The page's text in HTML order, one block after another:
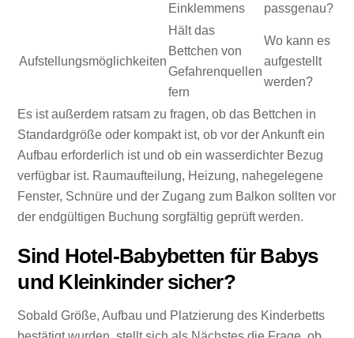
Einklemmens
passgenau?
Aufstellungsmöglichkeiten
Hält das
Bettchen von
Gefahrenquellen
fern
Wo kann es
aufgestellt
werden?
Es ist außerdem ratsam zu fragen, ob das Bettchen in
Standardgröße oder kompakt ist, ob vor der Ankunft ein
Aufbau erforderlich ist und ob ein wasserdichter Bezug
verfügbar ist. Raumaufteilung, Heizung, nahegelegene
Fenster, Schnüre und der Zugang zum Balkon sollten vor
der endgültigen Buchung sorgfältig geprüft werden.
Sind Hotel-Babybetten für Babys
und Kleinkinder sicher?
Sobald Größe, Aufbau und Platzierung des Kinderbetts